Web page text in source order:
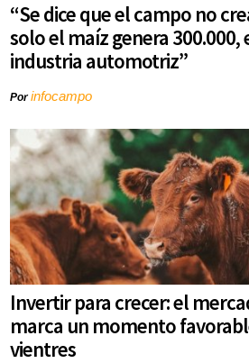
“Se dice que el campo no
solo el maíz genera 300.000,
industria automotriz”
Porinfocampo
Invertir para crecer: el
marca un momento
vientres